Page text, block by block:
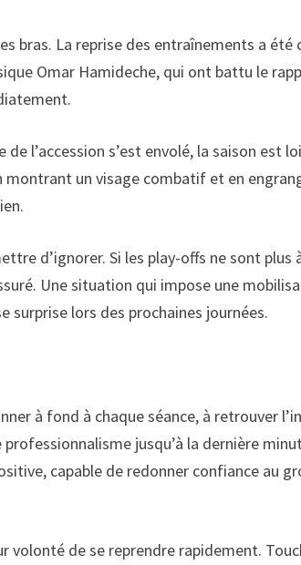
bras. La reprise des entraînements a été
Omar Hamideche, qui ont battu le
l’accession s’est envolé, la saison est
un visage combatif et en
d’ignorer. Si les play-offs ne sont plus
Une situation qui impose une
surprise lors des prochaines journées.
à fond à chaque séance, à retrouver
jusqu’à la dernière
capable de redonner confiance au
volonté de se reprendre rapidement.